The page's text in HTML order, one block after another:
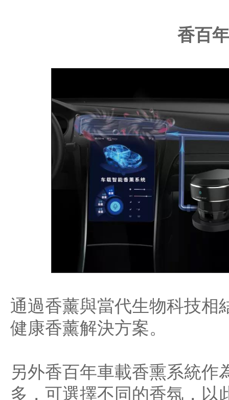
香百
通過香薰與當代生物科技相
健康香薰解決方案。
另外香百年車載香熏系統作
多，可選擇不同的香氛，以